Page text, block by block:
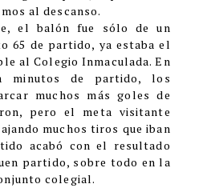
al descanso.
el balón fue sólo de un
65 de partido, ya estaba el
al Colegio Inmaculada. En
minutos de partido, los
muchos más goles de
pero el meta visitante
muchos tiros que iban
acabó con el resultado
partido, sobre todo en la
colegial.